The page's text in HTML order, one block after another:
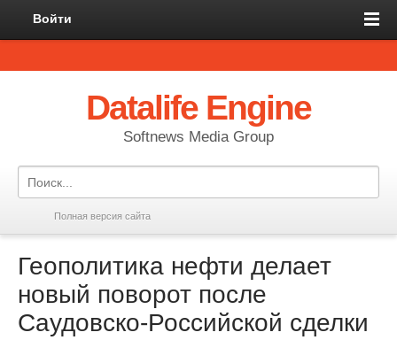
Войти
Datalife Engine
Softnews Media Group
Полная версия сайта
Геополитика нефти делает
новый поворот после
Саудовско-Российской сделки